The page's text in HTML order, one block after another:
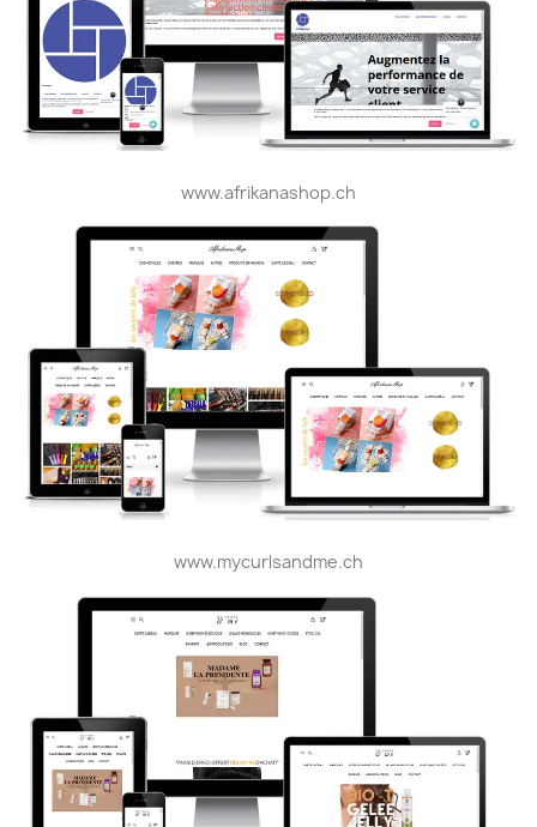
www.afrikanashop.ch
www.mycurlsandme.ch